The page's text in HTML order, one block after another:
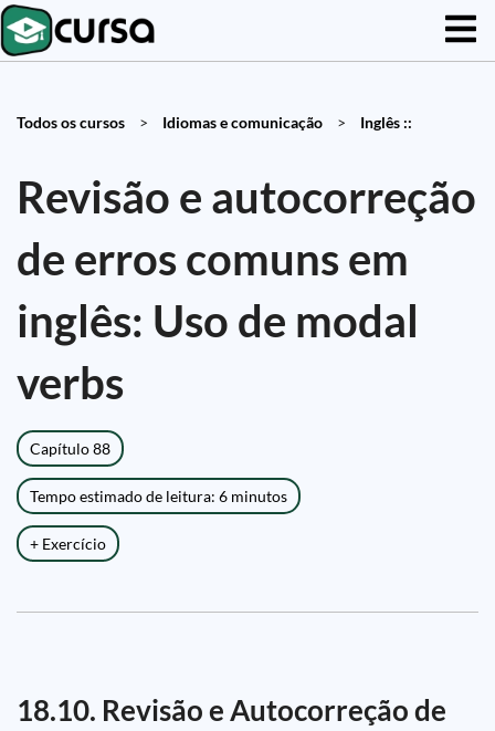
Todos os cursos > Idiomas e comunicação > Inglês ::
Revisão e autocorreção
de erros comuns em
inglês: Uso de modal
verbs
Capítulo 88
Tempo estimado de leitura: 6 minutos
+ Exercício
18.10. Revisão e Autocorreção de